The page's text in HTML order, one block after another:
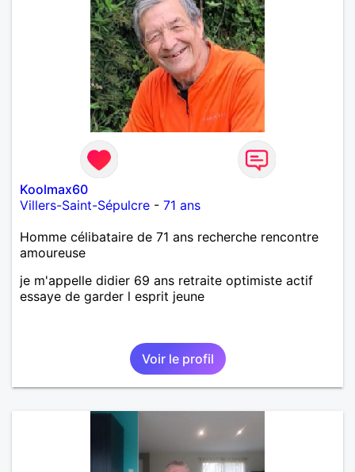
Koolmax60
Villers-Saint-Sépulcre - 71 ans
Homme célibataire de 71 ans recherche rencontre
amoureuse
je m'appelle didier 69 ans retraite optimiste actif
essaye de garder l esprit jeune
Voir le profil